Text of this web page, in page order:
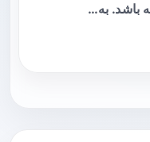
باشد. به…